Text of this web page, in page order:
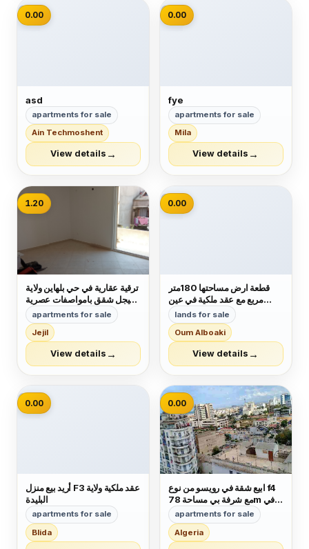
📷
0.00
asd
apartments for sale
Ain Techmoshent
View details →
📷
0.00
fye
apartments for sale
Mila
View details →
1.20
ترقية عقارية في حي بلهاين ولاية
جيجل شقق بامواصفات عصرية
في حي راقي جدا فيني دال دو
صول فايونس شوفاج سونطرال
كويزين ايكيبي مصعد كهربائي
b13 الاوراق عقد فردي موثق
ودفتر عقاري السعر f3مليار
و200 مليون ب...
apartments for sale
Jejil
View details →
📷
0.00
قطعة ارض مساحتها 180متر
مربع مع عقد ملكية في عين
البيضاء كهينة رقم1 عن طريق
مسكانه للبيع او للتبديل بشقه F4
رقم الهاتف 0663688332
lands for sale
Oum Alboaki
View details →
📷
0.00
أريد بيع منزل F3 عقد ملكية ولاية
البليدة
apartments for sale
Blida
0.00
ابيع شقة في رويسو من نوع f4
مع شرفة بي مساحة 78m في
الطابق السادس لها مدخلين لي
العمارة كل شيء متوفر قرب
المكان وجميع وسائل النقل ميترو
الترام طاكسي حافلات. لمن
apartments for sale
Algeria